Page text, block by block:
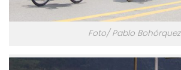
Foto/ Pablo Bohórquez